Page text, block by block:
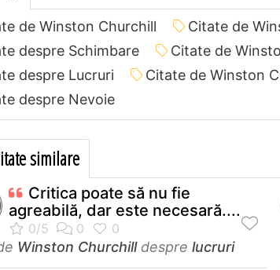
de Winston Churchill
Citate de
despre Schimbare
Citate de
despre Lucruri
Citate de Winston
despre Nevoie
similare
Critica poate să nu fie
agreabilă, dar este necesară....
Winston Churchilldespre lucruri